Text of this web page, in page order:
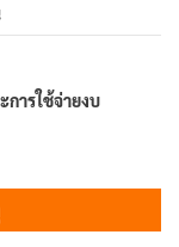
ารใช้จ่ายงบ